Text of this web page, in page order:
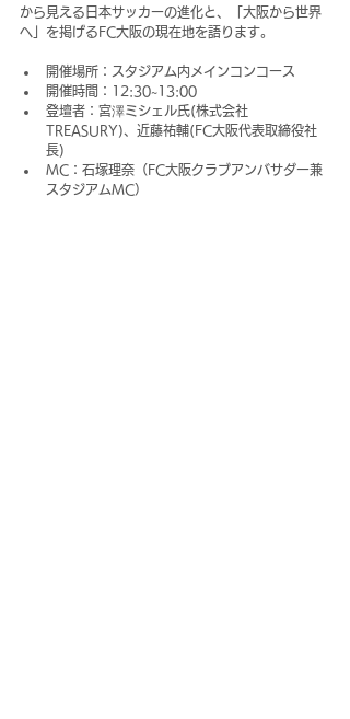
から見える日本サッカーの進化と、「大阪から世界
へ」を掲げるFC大阪の現在地を語ります。
開催場所：スタジアム内メインコンコース
開催時間：12:30~13:00
登壇者：宮澤ミシェル氏(株式会社
TREASURY)、近藤祐輔(FC大阪代表取締役社
長)
MC：石塚理奈（FC大阪クラブアンバサダー兼
スタジアムMC）